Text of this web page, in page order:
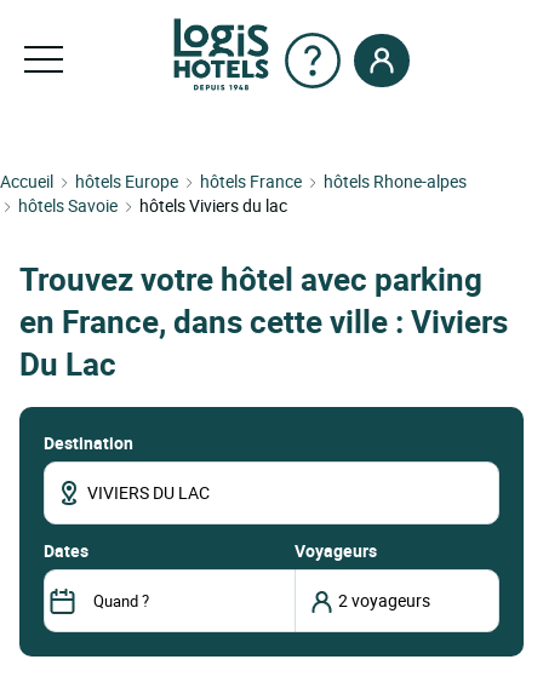
Accueil hôtels Europe hôtels France
hôtels Rhone-alpes
hôtels Savoie
hôtels Viviers du lac
Trouvez votre hôtel avec parking
en France, dans cette ville : Viviers
Du Lac
Destination
dates Voyageurs